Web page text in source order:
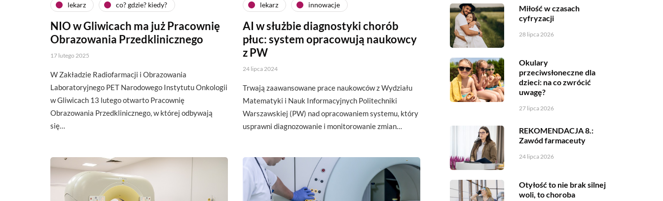
lekarz co? gdzie? kiedy?
NIO w Gliwicach ma już Pracownię
Obrazowania Przedklinicznego
17 lutego 2025
W Zakładzie Radiofarmacji i Obrazowania
Laboratoryjnego PET Narodowego Instytutu Onkologii
w Gliwicach 13 lutego otwarto Pracownię
Obrazowania Przedklinicznego, w której odbywają
się…
lekarz innowacje
AI w służbie diagnostyki chorób
płuc: system opracowują naukowcy
z PW
24 lipca 2024
Trwają zaawansowane prace naukowców z Wydziału
Matematyki i Nauk Informacyjnych Politechniki
Warszawskiej (PW) nad opracowaniem systemu, który
usprawni diagnozowanie i monitorowanie zmian…
Miłość w czasach
cyfryzacji
28 lipca 2026
Okulary
przeciwsłoneczne dla
dzieci: na co zwrócić
uwagę?
27 lipca 2026
REKOMENDACJA 8.:
Zawód farmaceuty
24 lipca 2026
Otyłość to nie brak silnej
woli, to choroba